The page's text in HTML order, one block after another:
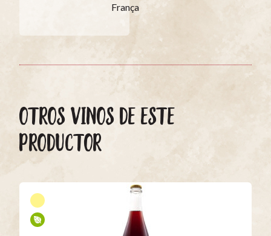
França
OTROS VINOS DE ESTE
PRODUCTOR